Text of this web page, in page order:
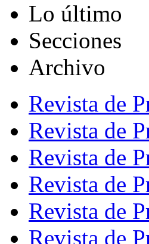
Lo último
Secciones
Archivo
Revista de
Revista de
Revista de
Revista de
Revista de
Revista de